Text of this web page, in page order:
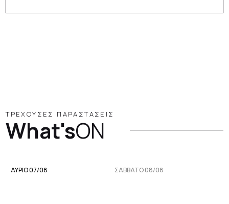
ΤΡΕΧΟΥΣΕΣ ΠΑΡΑΣΤΑΣΕΙΣ
What'sON
ΑΥΡΙΟ 07/08 ΣΆΒΒΑΤΟ 08/08